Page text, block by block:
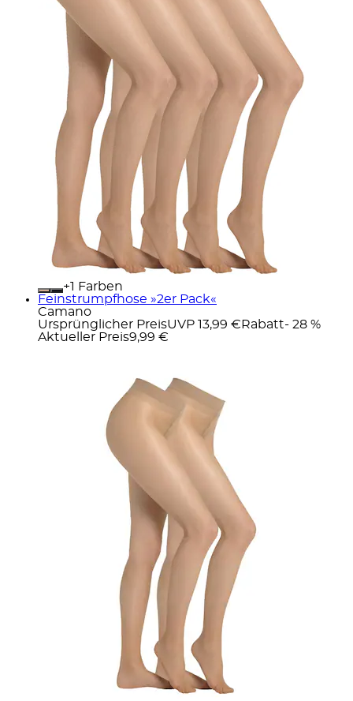
+
Farben
Feinstrumpfhose »2er Pack«
Camano
Ursprünglicher PreisUVP 13,99 € Rabatt- 28 %
Aktueller Preis9,99 €